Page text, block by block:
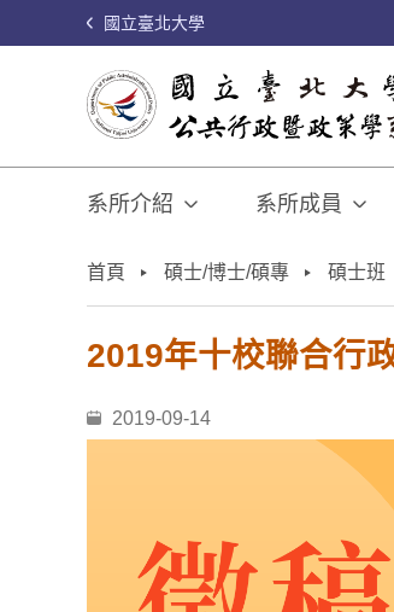
國立臺北大學
系所介紹 系所成員
首頁 碩士/博士/碩專 碩士班
2019年十校聯合行
2019-09-14